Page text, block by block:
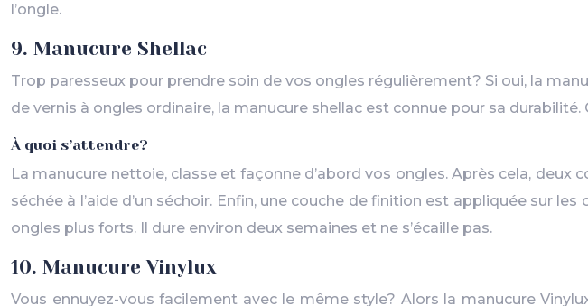
l’ongle.
9. Manucure Shellac
Trop paresseux pour prendre soin de vos ongles régulièrement? Si oui, la
de vernis à ongles ordinaire, la manucure shellac est connue pour sa durabilité.
À quoi s’attendre?
La manucure nettoie, classe et façonne d’abord vos ongles. Après cela,
séchée à l’aide d’un séchoir. Enfin, une couche de finition est appliquée sur
ongles plus forts. Il dure environ deux semaines et ne s’écaille pas.
10. Manucure Vinylux
Vous ennuyez-vous facilement avec le même style? Alors la manucure